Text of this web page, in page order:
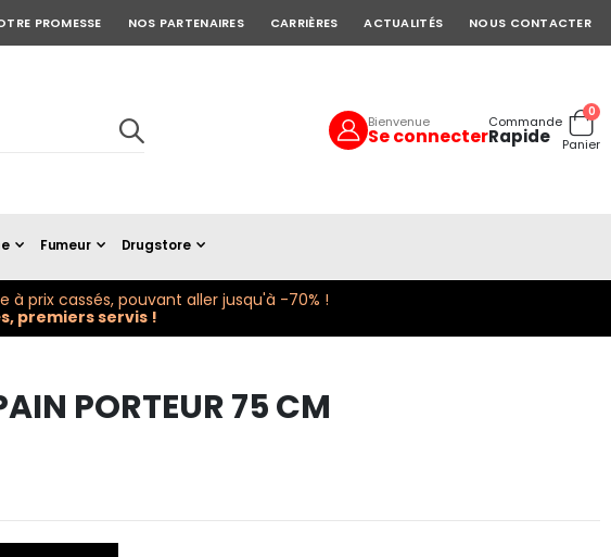
PROMESSE NOS PARTENAIRES CARRIÈRES ACTUALITÉS NOUS CONTACTER
Bienvenue
Se connecter
Commande
Rapide Cart
0
Panier
Fumeur Drugstore
prix cassés, pouvant aller jusqu'à -70% !
premiers servis !
PORTEUR 75 CM